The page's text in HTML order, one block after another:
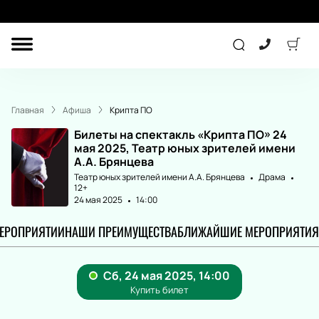
КОНЦЕРТ
СПОРТ
ПОДАРОЧНЫЕ
Главная Афиша Крипта ПО
Билеты на спектакль «Крипта ПО» 24
мая 2025, Театр юных зрителей имени
А.А. Брянцева
Театр юных зрителей имени А.А. Брянцева
Драма
12+
24 мая 2025
14:00
НАШИ ПРЕИМУЩЕСТВАБЛИЖАЙШИЕ МЕРОПРИЯТИЯ